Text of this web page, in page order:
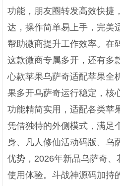
功能，朋友圈转发高效快捷
达，操作简单易上手，完美
帮助微商提升工作效率。在
这款微商专属多开，还有多
心款苹果乌萨奇适配苹果全
果多开乌萨奇运行稳定，核
功能精简实用，适配各类苹
凭借独特的外侧模式，满足
身、凡人修仙活动码版、乌
优势，2026年新品乌萨奇
使用体验。斗战神源码加持